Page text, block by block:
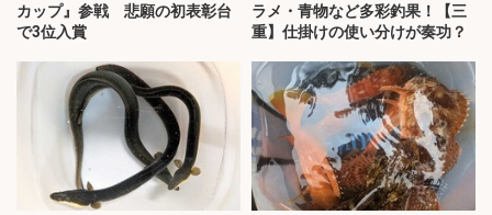
カップ』参戦 悲願の初表彰台
で3位入賞
ラメ・青物など多彩釣果！【三
重】仕掛けの使い分けが奏功？